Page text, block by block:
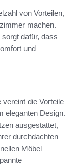
von Vorteilen,
machen.
dafür, dass
und
die Vorteile
eleganten Design.
ausgestattet,
durchdachten
Möbel